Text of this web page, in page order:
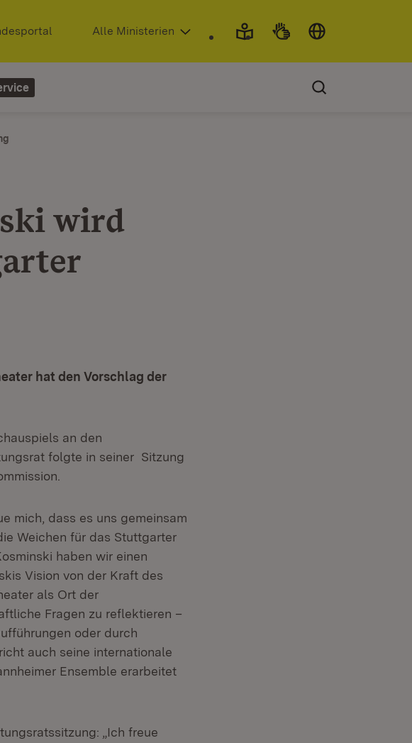
(Öffnet in neuem Fenster)
Alle Ministerien
wird
hat den Vorschlag der
an den
folgte in seiner Sitzung
mich, dass es uns gemeinsam
Weichen für das Stuttgarter
haben wir einen
Vision von der Kraft des
als Ort der
Fragen zu reflektieren –
oder durch
auch seine internationale
Ensemble erarbeitet
„Ich freue